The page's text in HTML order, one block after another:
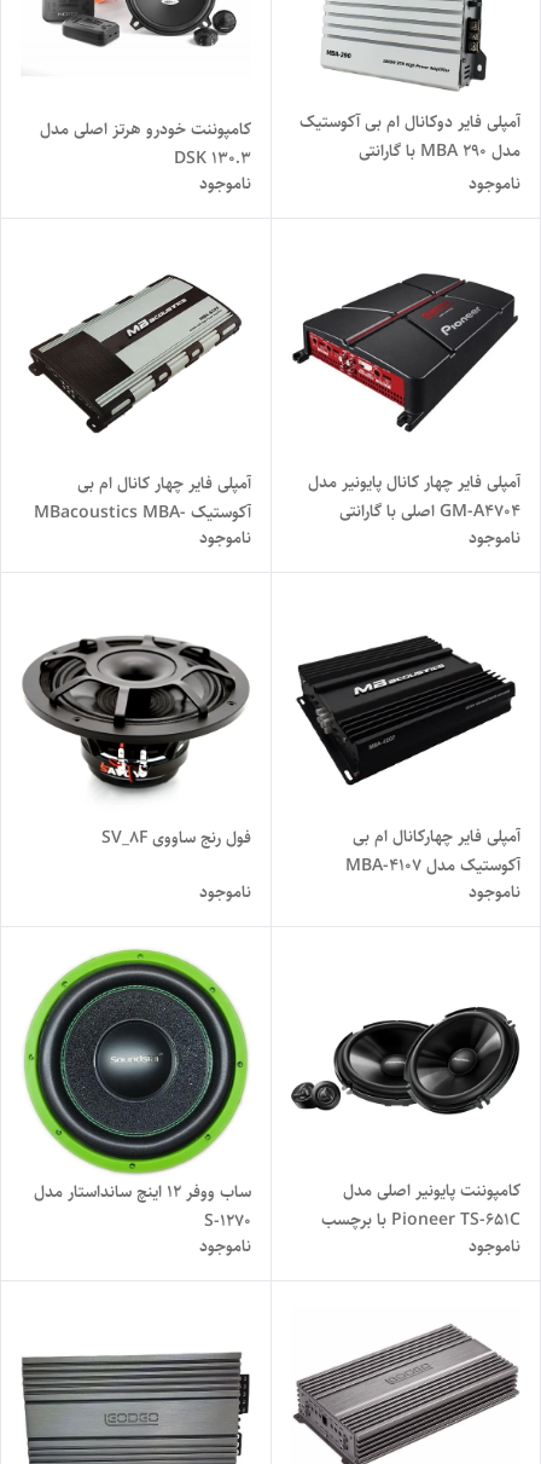
آمپلی فایر دوکانال ام بی آکوستیک
مدل MBA 290 با گارانتی
ناموجود
کامپوننت خودرو هرتز اصلی مدل
DSK 130.3
ناموجود
آمپلی فایر چهار کانال پایونیر مدل
GM-A4704 اصلی با گارانتی
ناموجود
آمپلی فایر چهار کانال ام بی
آکوستیک MBacoustics MBA-
8195 با گارانتی
ناموجود
آمپلی فایر چهارکانال ام بی
آکوستیک مدل MBA-4107
ناموجود
فول رنج ساووی SV_8F
ناموجود
کامپوننت پایونیر اصلی مدل
Pioneer TS-651C با برچسب
پایونیران
ناموجود
ساب ووفر 12 اینچ سانداستار مدل
S-1270
ناموجود